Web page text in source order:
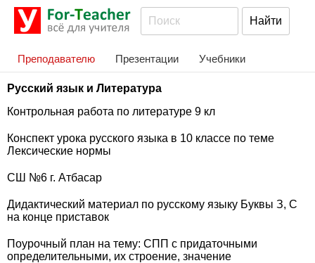
Преподавателю Презентации Учебники
Русский язык и Литература
Контрольная работа по литературе 9 кл
Конспект урока русского языка в 10 классе по теме
Лексические нормы
СШ №6 г. Атбасар
Дидактический материал по русскому языку Буквы З, С
на конце приставок
Поурочный план на тему: СПП с придаточными
определительными, их строение, значение